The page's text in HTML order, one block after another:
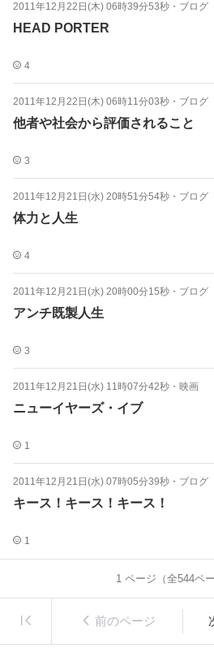
2011年12月22日(木) 06時39分53秒 ・ ブログ
HEAD PORTER
4
2011年12月22日(木) 06時11分03秒 ・ ブログ
他者や社会から評価されること
3
2011年12月21日(水) 20時51分54秒 ・ ブログ
体力と人生
4
2011年12月21日(水) 20時00分15秒 ・ ブログ
アンチ既製人生
3
2011年12月21日(水) 11時07分42秒 ・ 映画
ニューイヤーズ・イブ
1
2011年12月21日(水) 07時05分39秒 ・ ブログ
キース！キース！キース！
1
1 ページ（全544ペ
前のページ